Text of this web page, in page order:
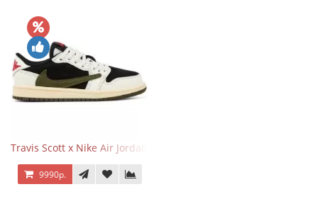
Travis Scott x Nike Air Jordan 1 Retro Low OG SP Olive
9990р.